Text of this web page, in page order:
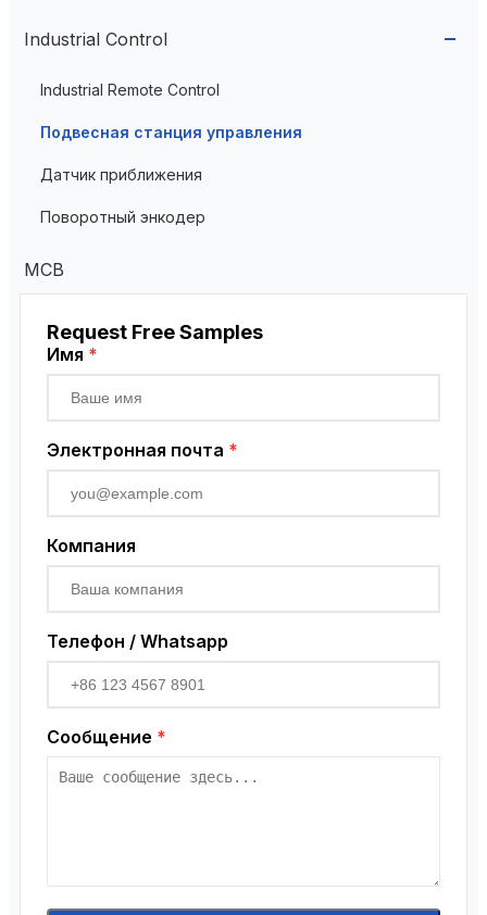
AC Contactor
Current Transformer
High Voltage Current Transformer
Low Voltage Current Transformer
Residual Current Transformer
Transformer
Industrial Control
Industrial Remote Control
Подвесная станция управления
Датчик приближения
Поворотный энкодер
MCB
Request Free Samples
Имя *
Электронная почта *
Компания
Телефон / Whatsapp
Сообщение *